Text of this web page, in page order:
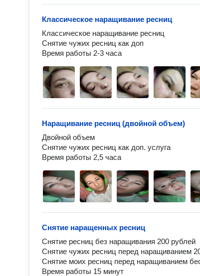
Классическое наращивание ресниц
Классическое наращивание ресниц
Снятие чужих ресниц как доп
Время работы 2-3 часа
Наращивание ресниц (двойной объем)
Двойной объем
Снятие чужих ресниц как доп. услуга
Время работы 2,5 часа
Снятие наращенных ресниц
Снятие ресниц без наращивания 200 рублей
Снятие чужих ресниц перед наращиванием
Снятие моих ресниц перед наращиванием
Время работы 15 минут